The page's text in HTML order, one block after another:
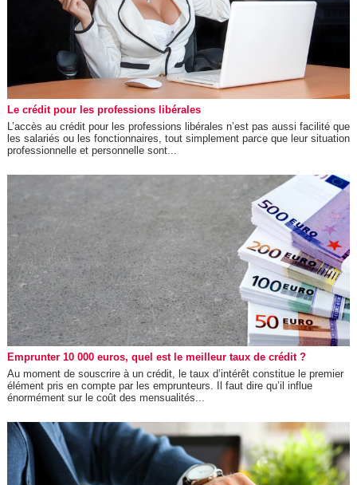
Le crédit pour les professions libérales
L’accès au crédit pour les professions libérales n’est pas aussi facilité que
les salariés ou les fonctionnaires, tout simplement parce que leur situation
professionnelle et personnelle sont...
Emprunter 10 000 euros, quel est le meilleur taux de crédit ?
Au moment de souscrire à un crédit, le taux d’intérêt constitue le premier
élément pris en compte par les emprunteurs. Il faut dire qu’il influe
énormément sur le coût des mensualités...